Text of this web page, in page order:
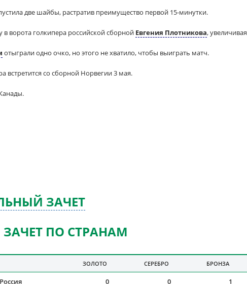
две шайбы, растратив преимущество первой 15-минутки.
ворота голкипера российской сборной Евгения Плотникова, увеличивая
отыграли одно очко, но этого не хватило, чтобы выиграть матч.
встретится со сборной Норвегии 3 мая.
ЗАЧЕТ
ПО СТРАНАМ
ЗОЛОТО СЕРЕБРО БРОНЗА
Россия 0 0 1